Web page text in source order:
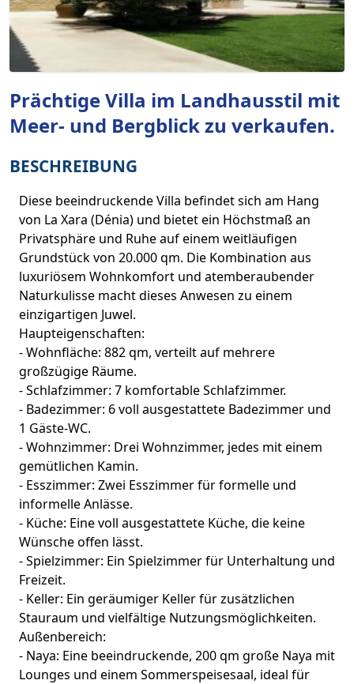
Prächtige Villa im Landhausstil mit
Meer- und Bergblick zu verkaufen.
BESCHREIBUNG
Diese beeindruckende Villa befindet sich am Hang
von La Xara (Dénia) und bietet ein Höchstmaß an
Privatsphäre und Ruhe auf einem weitläufigen
Grundstück von 20.000 qm. Die Kombination aus
luxuriösem Wohnkomfort und atemberaubender
Naturkulisse macht dieses Anwesen zu einem
einzigartigen Juwel.
Haupteigenschaften:
- Wohnfläche: 882 qm, verteilt auf mehrere
großzügige Räume.
- Schlafzimmer: 7 komfortable Schlafzimmer.
- Badezimmer: 6 voll ausgestattete Badezimmer und
1 Gäste-WC.
- Wohnzimmer: Drei Wohnzimmer, jedes mit einem
gemütlichen Kamin.
- Esszimmer: Zwei Esszimmer für formelle und
informelle Anlässe.
- Küche: Eine voll ausgestattete Küche, die keine
Wünsche offen lässt.
- Spielzimmer: Ein Spielzimmer für Unterhaltung und
Freizeit.
- Keller: Ein geräumiger Keller für zusätzlichen
Stauraum und vielfältige Nutzungsmöglichkeiten.
Außenbereich:
- Naya: Eine beeindruckende, 200 qm große Naya mit
Lounges und einem Sommerspeisesaal, ideal für